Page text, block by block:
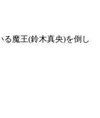
る魔王(鈴木真央)を倒し